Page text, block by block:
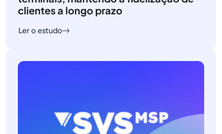
clientes a longo prazo
Ler o estudo